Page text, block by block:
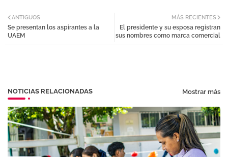
tter atsa
MÁS RECIENTES
El presidente y su esposa registran
sus nombres como marca comercial
ANTIGUOS
Se presentan los aspirantes a la
UAEM
NOTICIAS RELACIONADAS Mostrar más